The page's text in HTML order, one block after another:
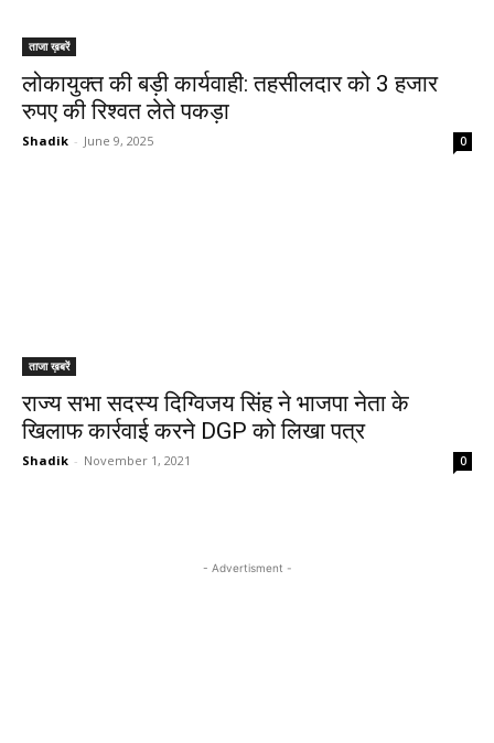
ताजा ख़बरें
लोकायुक्त की बड़ी कार्यवाही: तहसीलदार को 3 हजार
रुपए की रिश्वत लेते पकड़ा
Shadik - June 9, 2025 0
ताजा ख़बरें
राज्य सभा सदस्य दिग्विजय सिंह ने भाजपा नेता के
खिलाफ कार्रवाई करने DGP को लिखा पत्र
Shadik - November 1, 2021 0
- Advertisment -